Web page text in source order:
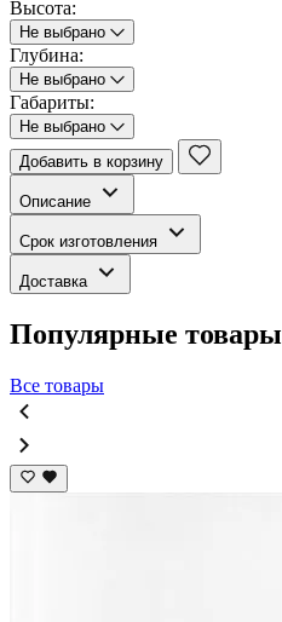
Высота:
Не выбрано
Глубина:
Не выбрано
Габариты:
Не выбрано
Добавить в корзину
Описание
Срок изготовления
Доставка
Популярные товары
Все товары